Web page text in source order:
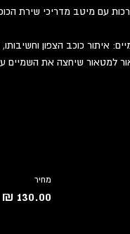
עם מיטב מדריכי שירת
איתור כוכב הצפון
למטאור שיחצה את
מחיר